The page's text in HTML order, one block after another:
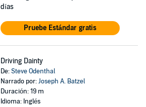
días
Pruebe Estándar gratis
Driving Dainty
De:Steve Odenthal
Narrado por:Joseph A. Batzel
Duración: 19 m
Idioma: Inglés